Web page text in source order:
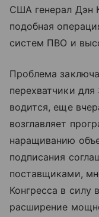
США генерал Дэн
подобная
систем ПВО и
Проблема
перехватчики
водится, еще
возглавляет
наращиванию
подписания
поставщиками,
Конгресса в силу
расширение